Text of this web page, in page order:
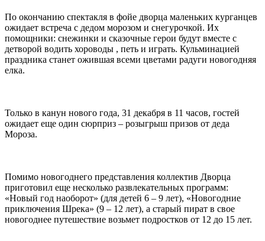
По окончанию спектакля в фойе дворца маленьких курганцев
ожидает встреча с дедом морозом и снегурочкой. Их
помощники: снежинки и сказочные герои будут вместе с
детворой водить хороводы , петь и играть. Кульминацией
праздника станет ожившая всеми цветами радуги новогодняя
елка.
Только в канун нового года, 31 декабря в 11 часов, гостей
ожидает еще один сюрприз – розыгрыш призов от деда
Мороза.
Помимо новогоднего представления коллектив Дворца
приготовил еще несколько развлекательных программ:
«Новый год наоборот» (для детей 6 – 9 лет), «Новогодние
приключения Шрека» (9 – 12 лет), а старый пират в свое
новогоднее путешествие возьмет подростков от 12 до 15 лет.